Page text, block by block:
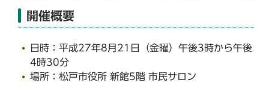
開催概要
日時：平成27年8月21日（金曜）午後3時から午後
4時30分
場所：松戸市役所 新館5階 市民サロン